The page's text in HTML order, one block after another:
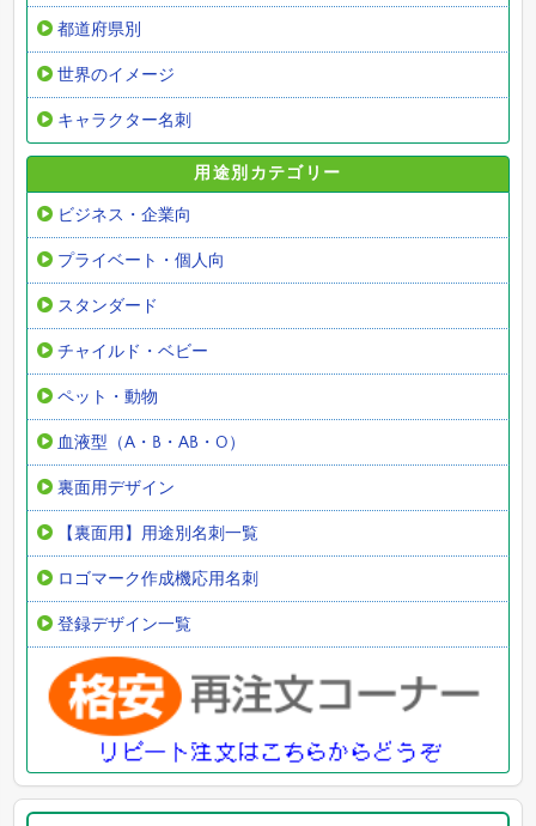
都道府県別
世界のイメージ
キャラクター名刺
用途別カテゴリー
ビジネス・企業向
プライベート・個人向
スタンダード
チャイルド・ベビー
ペット・動物
血液型（A・B・AB・O）
裏面用デザイン
【裏面用】用途別名刺一覧
ロゴマーク作成機応用名刺
登録デザイン一覧